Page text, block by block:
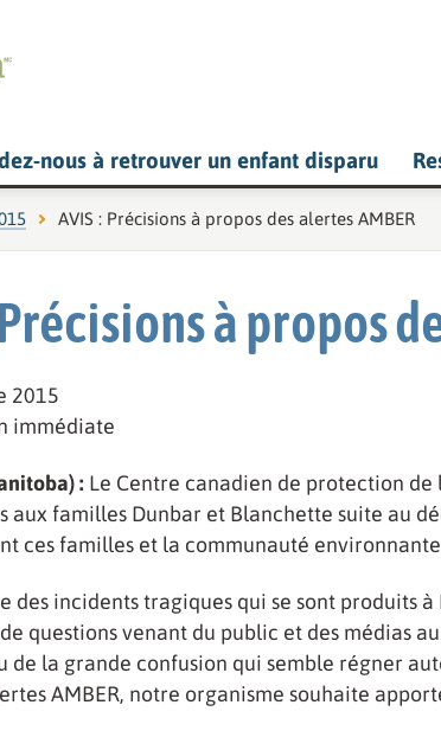
nous à retrouver un enfant disparu
Page actuelle :
AVIS : Précisions à propos des alertes AMBER
à propos
2015
immédiate
: Le Centre canadien de protection de
aux familles Dunbar et Blanchette suite au
ces familles et la communauté
des incidents tragiques qui se sont produits
questions venant du public et des médias
de la grande confusion qui semble régner
AMBER, notre organisme souhaite